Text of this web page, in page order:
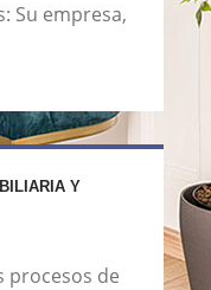
Su empresa,
Y
procesos de